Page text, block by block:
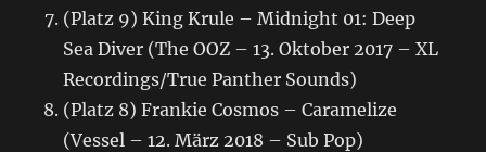
(Platz 9) King Krule – Midnight 01: Deep
Sea Diver (The OOZ – 13. Oktober 2017 – XL
Recordings/True Panther Sounds)
(Platz 8) Frankie Cosmos – Caramelize
(Vessel – 12. März 2018 – Sub Pop)